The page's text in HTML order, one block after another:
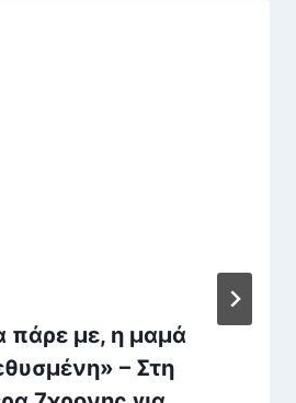
πάρε με, η μαμά
– Στη